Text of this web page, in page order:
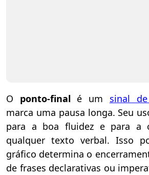
O ponto-finalé um sinal
marca uma pausa longa. Seu
para a boa fluidez e para a
qualquer texto verbal. Isso
gráfico determina o
de frases declarativas ou